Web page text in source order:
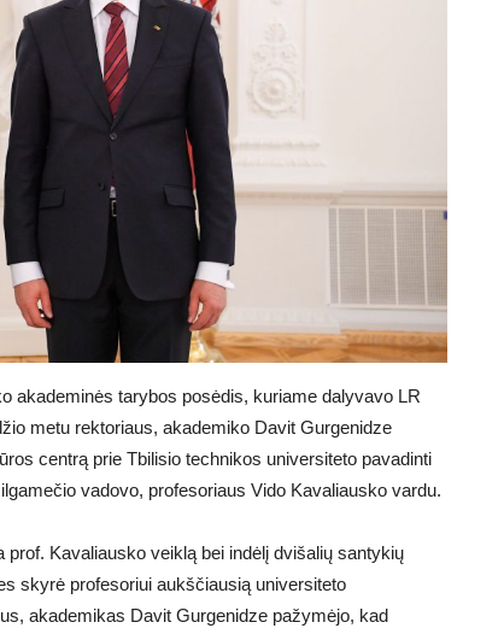
akademinės tarybos posėdis, kuriame dalyvavo LR
metu rektoriaus, akademiko Davit Gurgenidze
centrą prie Tbilisio technikos universiteto pavadinti
vadovo, profesoriaus Vido Kavaliausko vardu.
Kavaliausko veiklą bei indėlį dvišalių santykių
skyrė profesoriui aukščiausią universiteto
akademikas Davit Gurgenidze pažymėjo, kad